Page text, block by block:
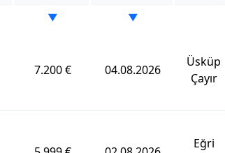
▼ ▼
7.200 € 04.08.2026
Üsküp
Çayır
Eğri